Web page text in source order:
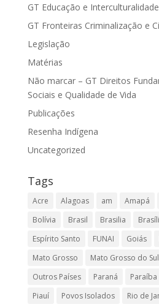
GT Educação e Interculturalidade
GT Fronteiras Criminalização e
Legislação
Matérias
Não marcar – GT Direitos
Sociais e Qualidade de Vida
Publicações
Resenha Indígena
Uncategorized
Tags
Acre Alagoas am Amapá
Bolívia
Brasil Brasilia
Espírito Santo
FUNAI Goiás
Mato Grosso
Mato Grosso do Sul
Outros Países
Paraná Paraíba
Piauí
Povos Isolados
Rio de